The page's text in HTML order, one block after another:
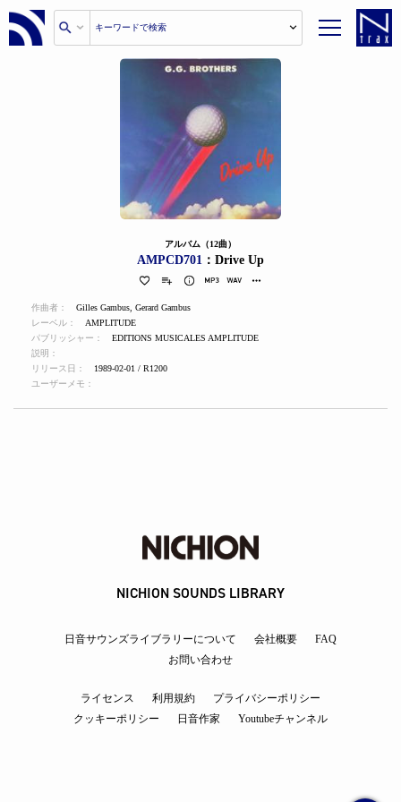
アルバム（12曲）
AMPCD701 ：Drive Up
作曲者： Gilles Gambus Gerard Gambus
レーベル：
AMPLITUDE
パブリッシャー：
EDITIONS MUSICALES AMPLITUDE
説明：
リリース日：
1989-02-01 / R1200
ユーザーメモ：
NICHION SOUNDS LIBRARY
日音サウンズライブラリーについて 会社概要
FAQ
お問い合わせ
ライセンス 利用規約
プライバシーポリシー
クッキーポリシー
日音作家 Youtubeチャンネル